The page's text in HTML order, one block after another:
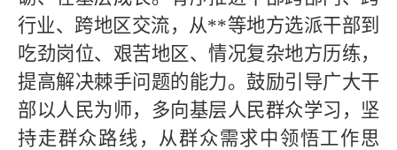
行业、跨地区交流，从**等地方选派干部到
吃劲岗位、艰苦地区、情况复杂地方历练，
提高解决棘手问题的能力。鼓励引导广大干
部以人民为师，多向基层人民群众学习，坚
持走群众路线，从群众需求中领悟工作思